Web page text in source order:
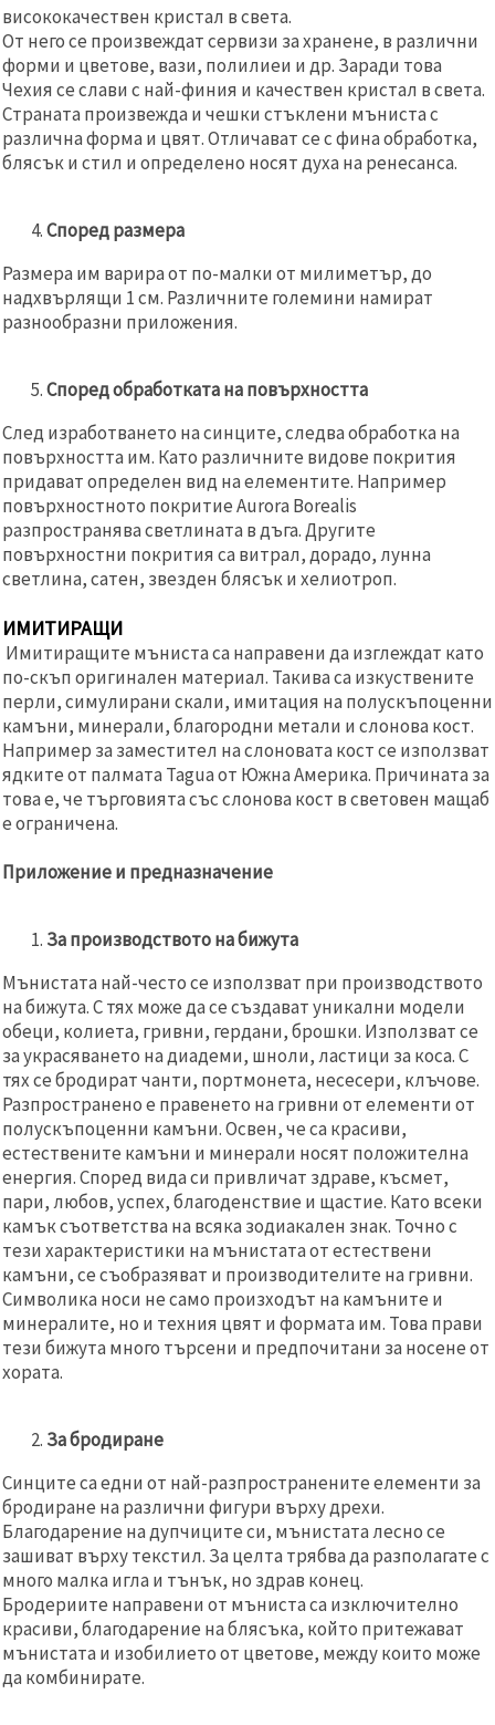
висококачествен кристал в света.
От него се произвеждат сервизи за хранене, в различни
форми и цветове, вази, полилиеи и др. Заради това
Чехия се слави с най-финия и качествен кристал в света.
Страната произвежда и чешки стъклени мъниста с
различна форма и цвят. Отличават се с фина обработка,
блясък и стил и определено носят духа на ренесанса.
Според размера
Размера им варира от по-малки от милиметър, до
надхвърлящи 1 см. Различните големини намират
разнообразни приложения.
Според обработката на повърхността
След изработването на синците, следва обработка на
повърхността им. Като различните видове покрития
придават определен вид на елементите. Например
повърхностното покритие Aurora Borealis
разпространява светлината в дъга. Другите
повърхностни покрития са витрал, дорадо, лунна
светлина, сатен, звезден блясък и хелиотроп.
ИМИТИРАЩИ
Имитиращите мъниста са направени да изглеждат като
по-скъп оригинален материал. Такива са изкуствените
перли, симулирани скали, имитация на полускъпоценни
камъни, минерали, благородни метали и слонова кост.
Например за заместител на слоновата кост се използват
ядките от палмата Tagua от Южна Америка. Причината за
това е, че търговията със слонова кост в световен мащаб
е ограничена.
Приложение и предназначение
За производството на бижута
Мънистата най-често се използват при производството
на бижута. С тях може да се създават уникални модели
обеци, колиета, гривни, гердани, брошки. Използват се
за украсяването на диадеми, шноли, ластици за коса. С
тях се бродират чанти, портмонета, несесери, клъчове.
Разпространено е правенето на гривни от елементи от
полускъпоценни камъни. Освен, че са красиви,
естествените камъни и минерали носят положителна
енергия. Според вида си привличат здраве, късмет,
пари, любов, успех, благоденствие и щастие. Като всеки
камък съответства на всяка зодиакален знак. Точно с
тези характеристики на мънистата от естествени
камъни, се съобразяват и производителите на гривни.
Символика носи не само произходът на камъните и
минералите, но и техния цвят и формата им. Това прави
тези бижута много търсени и предпочитани за носене от
хората.
За бродиране
Синците са едни от най-разпространените елементи за
бродиране на различни фигури върху дрехи.
Благодарение на дупчиците си, мънистата лесно се
зашиват върху текстил. За целта трябва да разполагате с
много малка игла и тънък, но здрав конец.
Бродериите направени от мъниста са изключително
красиви, благодарение на блясъка, който притежават
мънистата и изобилието от цветове, между които може
да комбинирате.